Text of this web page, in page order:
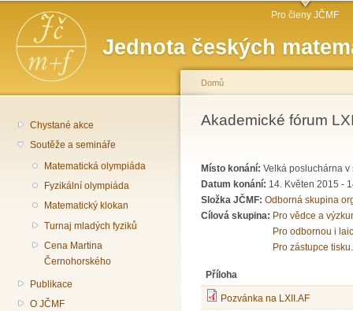
Jednota českých
Hlavní menu Pro členy JČMF
Chystané akce
Soutěže a semináře
Matematická olympiáda
Fyzikální olympiáda
Matematický klokan
Turnaj mladých fyziků
Cena Martina
Černohorského
Publikace
O JČMF
Jste zde
Domů
Akademické fórum
Místo konání: Velká posluchárna v
Datum konání: 14. Květen 2015 -
Složka JČMF: Odborná skupina
Cílová skupina: Pro vědce a
Pro odbornou i
Pro zástupce tisku.
Příloha
Pozvánka na LXII.AF